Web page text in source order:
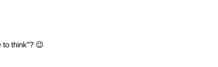
to think”? 😉